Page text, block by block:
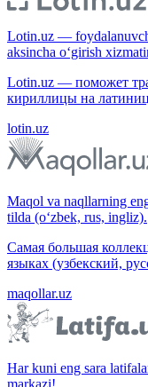
Lotin.uz —
aksincha o‘girish
Lotin.uz — поможет
кириллицы на
lotin.uz
Maqol va naqllarning
tilda (o‘zbek, rus, ingliz).
Самая большая
языках (узбекский,
maqollar.uz
Har kuni eng sara